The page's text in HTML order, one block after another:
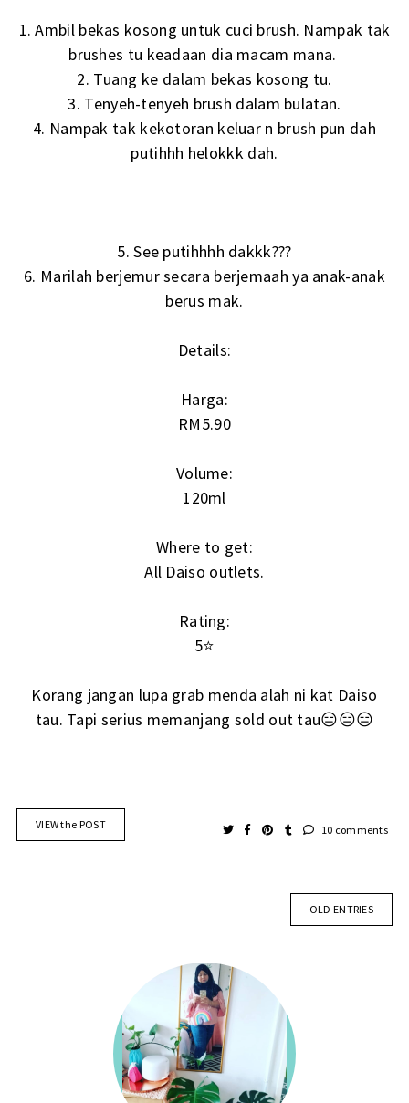
1. Ambil bekas kosong untuk cuci brush. Nampak tak
brushes tu keadaan dia macam mana.
2. Tuang ke dalam bekas kosong tu.
3. Tenyeh-tenyeh brush dalam bulatan.
4. Nampak tak kekotoran keluar n brush pun dah
putihhh helokkk dah.
5. See putihhhh dakkk???
6. Marilah berjemur secara berjemaah ya anak-anak
berus mak.
Details:
Harga:
RM5.90
Volume:
120ml
Where to get:
All Daiso outlets.
Rating:
5⭐
Korang jangan lupa grab menda alah ni kat Daiso
tau. Tapi serius memanjang sold out tau😑😑😑
VIEW the POST 10 comments
OLD ENTRIES